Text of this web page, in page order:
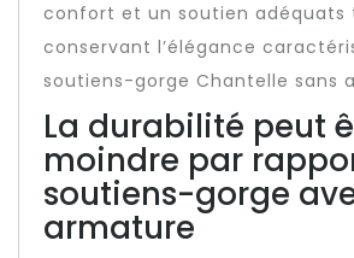
confort et un soutien adéquats
conservant l’élégance
soutiens-gorge Chantelle sans
La durabilité peut
moindre par
soutiens-gorge
armature